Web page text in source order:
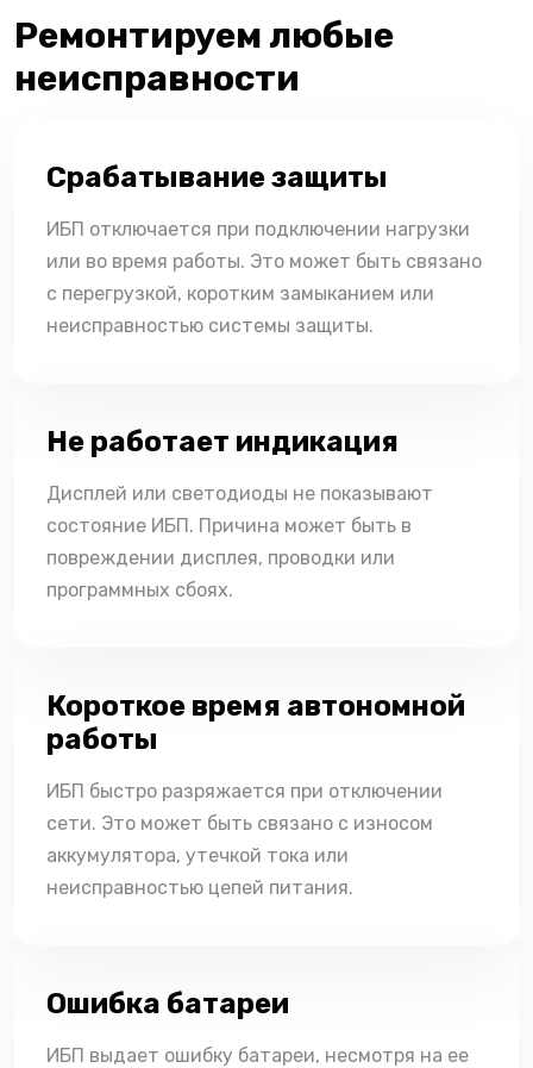
Ремонтируем любые
неисправности
Срабатывание защиты
ИБП отключается при подключении нагрузки
или во время работы. Это может быть связано
с перегрузкой, коротким замыканием или
неисправностью системы защиты.
Не работает индикация
Дисплей или светодиоды не показывают
состояние ИБП. Причина может быть в
повреждении дисплея, проводки или
программных сбоях.
Короткое время автономной
работы
ИБП быстро разряжается при отключении
сети. Это может быть связано с износом
аккумулятора, утечкой тока или
неисправностью цепей питания.
Ошибка батареи
ИБП выдает ошибку батареи, несмотря на ее